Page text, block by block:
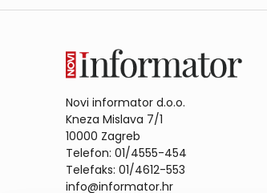
Novi informator d.o.o.
Kneza Mislava 7/1
10000 Zagreb
Telefon: 01/4555-454
Telefaks: 01/4612-553
info@informator.hr